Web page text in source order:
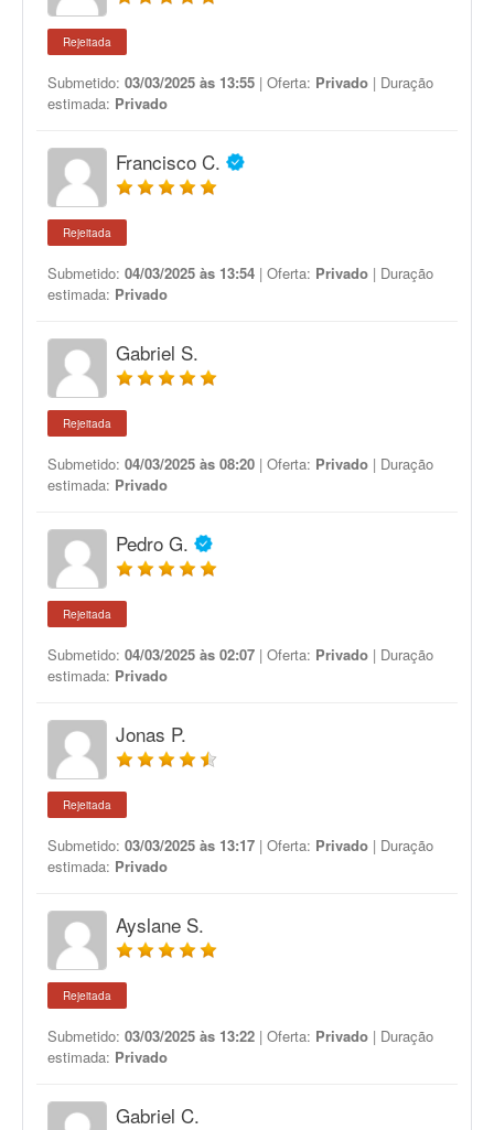
Rejeitada
Submetido: 03/03/2025 às 13:55 | Oferta: Privado | Duração
estimada: Privado
Francisco C.
Rejeitada
Submetido: 04/03/2025 às 13:54 | Oferta: Privado | Duração
estimada: Privado
Gabriel S.
Rejeitada
Submetido: 04/03/2025 às 08:20 | Oferta: Privado | Duração
estimada: Privado
Pedro G.
Rejeitada
Submetido: 04/03/2025 às 02:07 | Oferta: Privado | Duração
estimada: Privado
Jonas P.
Rejeitada
Submetido: 03/03/2025 às 13:17 | Oferta: Privado | Duração
estimada: Privado
Ayslane S.
Rejeitada
Submetido: 03/03/2025 às 13:22 | Oferta: Privado | Duração
estimada: Privado
Gabriel C.